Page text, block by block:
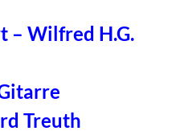
– Wilfred H.G.
Treuth